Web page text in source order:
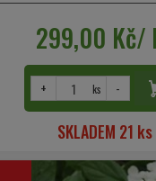
299,00 Kč/
+ ks -
SKLADEM 21 ks